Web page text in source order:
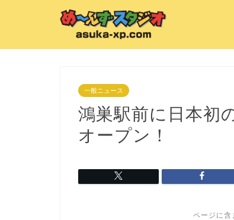
一般ニュース
鴻巣駅前に日本初
オープン！
ページに含